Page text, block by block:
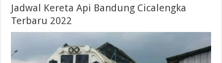
Jadwal Kereta Api Bandung Cicalengka
Terbaru 2022